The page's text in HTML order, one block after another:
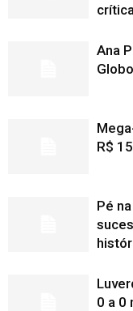
Ana
R$
Pé
0 a 0